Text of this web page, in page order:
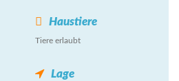
Haustiere
Tiere erlaubt
Lage